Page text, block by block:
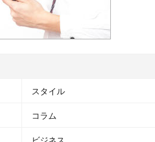
スタイル
コラム